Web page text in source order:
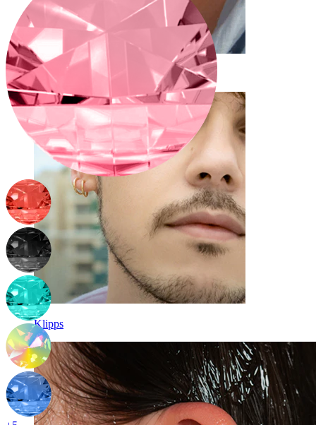
Dermal
Klipps